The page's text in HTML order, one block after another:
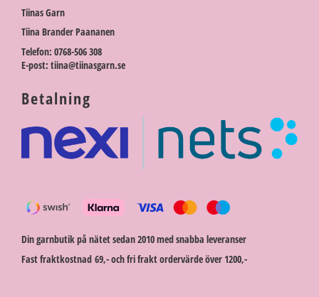
Tiinas Garn
Tiina Brander Paananen
Telefon: 0768-506 308
E-post: tiina@tiinasgarn.se
Betalning
Din garnbutik på nätet sedan 2010 med snabba leveranser
Fast fraktkostnad 69,- och fri frakt ordervärde över 1200,-